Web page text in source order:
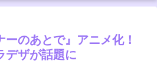
ーのあとで』アニメ化！
デザが話題に